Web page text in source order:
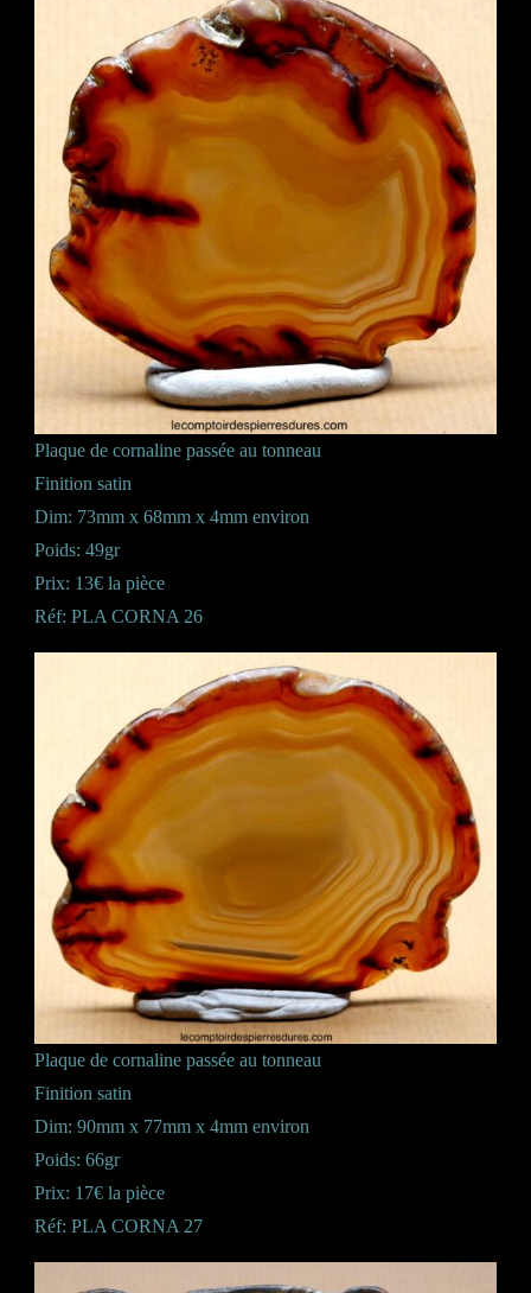
Plaque de cornaline passée au tonneau
Finition satin
Dim: 73mm x 68mm x 4mm environ
Poids: 49gr
Prix: 13€ la pièce
Réf: PLA CORNA 26
Plaque de cornaline passée au tonneau
Finition satin
Dim: 90mm x 77mm x 4mm environ
Poids: 66gr
Prix: 17€ la pièce
Réf: PLA CORNA 27